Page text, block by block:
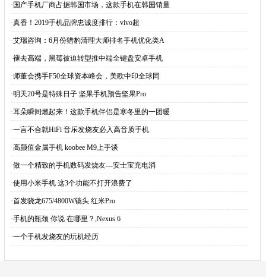
· 国产手机厂商占据韩国市场，这款手机在韩国销量
·真香！2019手机品牌忠诚度排行：vivo超
·艾瑞咨询：6月份猎豹清理大师排名手机优化类A
·褪去高端，黑莓被迫转型推中端全键盘安卓手机
·师董会携手F50全球资本峰会，美欧中印全球同
·明天20号是特殊日子 坚果手机预告坚果Pro
·耳朵瞬间燃起来！这款手机伴侣是寒冬里的一团暖
·一言不合就HiFi 音乐发烧友必入高音质手机
·高颜值金属手机 koobee M9上手谈
·做一个精致的手机数码发烧友---安士宝充电消
·使用小米手机 这3个功能不打开浪费了
·首发骁龙675/4800W镜头 红米Pro
·手机的瓶颈 你说 在哪里？,Nexus 6
·一个手机发烧友的玩机经历